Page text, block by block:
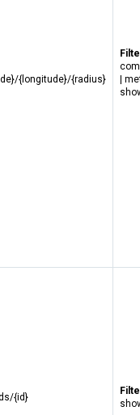
{longitude}/{radius}
|
{id}